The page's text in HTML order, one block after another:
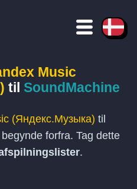
Music
til SoundMachine
(Яндекс.Музыка) til
forfra. Tag dette
.